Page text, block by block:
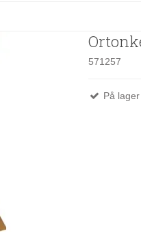
571257
På lager